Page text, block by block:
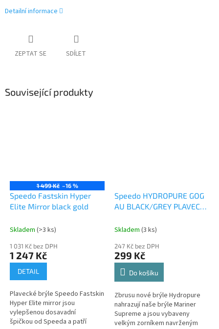
Detailní informace
ZEPTAT SE SDÍLET
Související produkty
1 499 Kč –16 %
Speedo Fastskin Hyper
Elite Mirror black gold
Skladem (>3 ks)
1 031 Kč bez DPH
1 247 Kč
DETAIL
Plavecké brýle Speedo Fastskin
Hyper Elite mirror jsou
vylepšenou dosavadní
špičkou od Speeda a patří
Speedo HYDROPURE GOG
AU BLACK/GREY PLAVECKÉ
Skladem (3 ks)
247 Kč bez DPH
299 Kč
Do košíku
Zbrusu nové brýle Hydropure
nahrazují naše brýle Mariner
Supreme a jsou vybaveny
velkým zorníkem navrženým